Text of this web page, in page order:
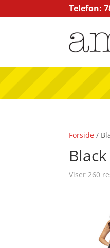
Telefon:
Forside /
Viser 260